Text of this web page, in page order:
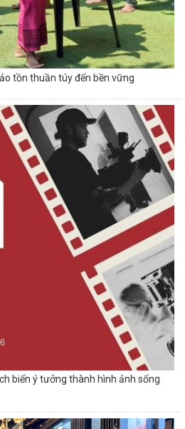
tồn thuần túy đến bền vững
biến ý tưởng thành hình ảnh sống